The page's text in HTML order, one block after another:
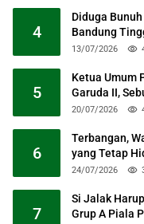
4
Diduga
Bandung
13/07/2026
5
Ketua Umum
Garuda II,
20/07/2026
6
Terbangan,
yang Tetap
24/07/2026
7
Si Jalak
Grup A Piala